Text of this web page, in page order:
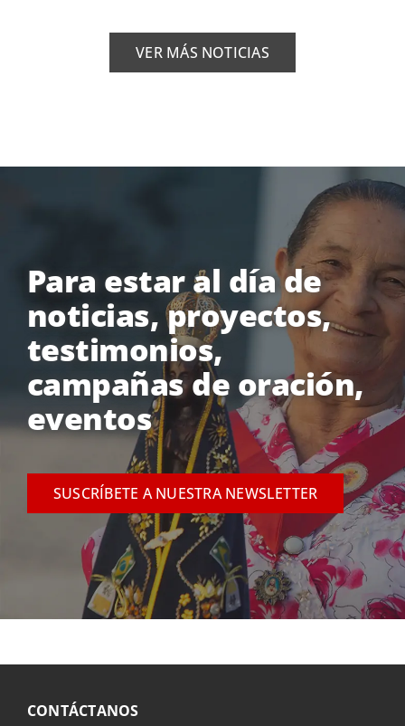
VER MÁS NOTICIAS
Para estar al día de
noticias, proyectos,
testimonios,
campañas de oración,
eventos
SUSCRÍBETE A NUESTRA NEWSLETTER
CONTÁCTANOS